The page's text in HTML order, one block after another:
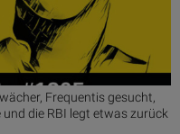
Frequentis gesucht,
die RBI legt etwas zurück